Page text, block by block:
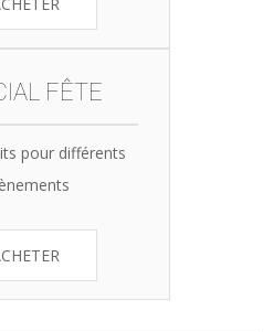
FÊTE
pour différents